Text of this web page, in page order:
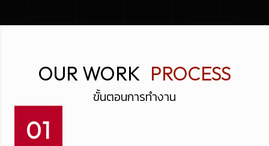
OUR WORK PROCESS
ขั้นตอนการทำงาน
01